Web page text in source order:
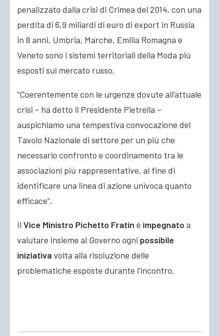
penalizzato dalla crisi di Crimea del 2014, con una
perdita di 6,9 miliardi di euro di export in Russia
in 8 anni. Umbria, Marche, Emilia Romagna e
Veneto sono i sistemi territoriali della Moda più
esposti sul mercato russo.
“Coerentemente con le urgenze dovute all’attuale
crisi – ha detto il Presidente Pietrella –
auspichiamo una tempestiva convocazione del
Tavolo Nazionale di settore per un più che
necessario confronto e coordinamento tra le
associazioni più rappresentative, al fine di
identificare una linea di azione univoca quanto
efficace”.
Il Vice Ministro Pichetto Fratin è impegnato a
valutare insieme al Governo ogni possibile
iniziativa volta alla risoluzione delle
problematiche esposte durante l’incontro.